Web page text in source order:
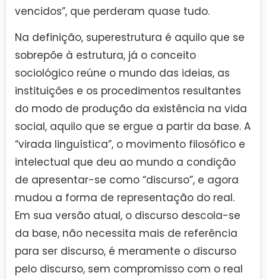
vencidos”, que perderam quase tudo.
Na definição, superestrutura é aquilo que se
sobrepõe à estrutura, já o conceito
sociológico reúne o mundo das ideias, as
instituições e os procedimentos resultantes
do modo de produção da existência na vida
social, aquilo que se ergue a partir da base. A
“virada linguística”, o movimento filosófico e
intelectual que deu ao mundo a condição
de apresentar-se como “discurso”, e agora
mudou a forma de representação do real.
Em sua versão atual, o discurso descola-se
da base, não necessita mais de referência
para ser discurso, é meramente o discurso
pelo discurso, sem compromisso com o real